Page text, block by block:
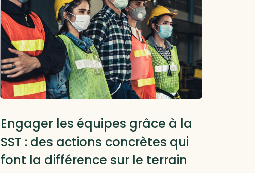
Engager les équipes grâce à la
SST : des actions concrètes qui
font la différence sur le terrain